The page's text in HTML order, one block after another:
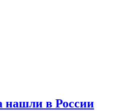
нашли в России